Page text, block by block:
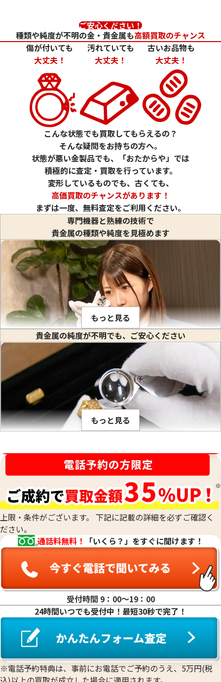
24金 (K24) カレンダー 新星工業 亥
参考買取価格
24金 (K24) カレン
1.5g
参考買取価格
44,600
24金 (K24) カレンダー 新星工業 辰丑
1.1g
参考買取価格
24金 (K24) カレン
1g
参考買取価格
29,700円
ご安心ください！
種類や純度が不明の金・貴金属も高額買取のチャンス
傷が付いても
大丈夫！
汚れていても
大丈夫！
古いお品物も
大丈夫！
こんな状態でも買取してもらえるの？
そんな疑問をお持ちの方へ。
状態が悪い金製品でも、「おたからや」では
積極的に査定・買取を行っています。
変形しているものでも、古くても、
高価買取のチャンスがあります！
まずは一度、無料査定をご利用ください。
専門機器と熟練の技術で
貴金属の種類や純度を見極めます
金や白金などの貴金属はそれぞれ固有の比重値を持っていま
す。比重とは、私達が生活している場所で(常温、常圧で)その
物質の1立方センチメートル当りの重量のことをいいます。(※
物質を1センチ角のサイの目状に切った時のその重さ) 1立方セ
ンチメートルあたり何グラムかは、金属ごとに異なり、K18や
PT900のように何種類かの貴金属を混ぜ合わせて作った合金
でも、その混合比率が解っているので比重が計算出来ます。こ
が付いていない金塊やインゴットなど、水に浸すことができ
るものの純度を、非常に正確に測定する際に用います。最終的
な査定額は、これらの科学的なデータに加えて、査定士が持つ
専門知識と経験を総合的に判断して算出されます。
もっと見る
貴金属の純度が不明でも、ご安心ください
刻印がなくて純度がわからないお品物や、他の素材のお品物
と組み合わされた合金のお品物、低純度のお品物も、当社の
専門的な技術で正確に測定し、その場で価値を判定いたしま
す。他店で「買取は難しい」と断られてしまったお品物も、諦
めずにご相談ください。おたからやでは、確かな鑑定力で、
これまでお値段がつかなかったお品物にも、思わぬ価値が見
つかるかもしれません。どのような貴金属でも、お気軽にお
持ち込みください。
もっと見る
上限・条件がございます。 下記に記載の詳細を必ずご確認く
ださい。
通話料無料！
「いくら？」をすぐに聞けます！
受付時間 9：00〜19：00
24時間いつでも受付中！最短30秒で完了！
※電話予約特典は、事前にお電話でご予約のうえ、5万円(税